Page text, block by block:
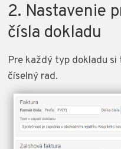
2. Nastavenie
čísla dokladu
Pre každý typ dokladu
číselný rad.